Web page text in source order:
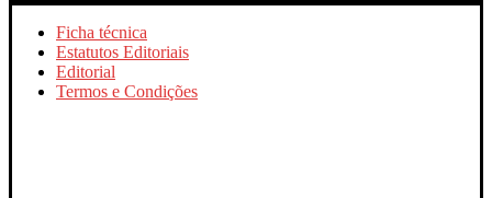
Ficha técnica
Estatutos Editoriais
Editorial
Termos e Condições